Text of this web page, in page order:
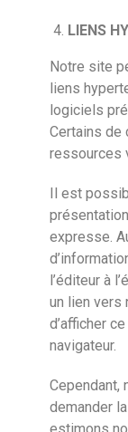
LIENS
Notre site
liens
logiciels
Certains de
ressources
Il est
expresse.
l’éditeur à
un lien vers
d’afficher
navigateur.
Cependant,
demander